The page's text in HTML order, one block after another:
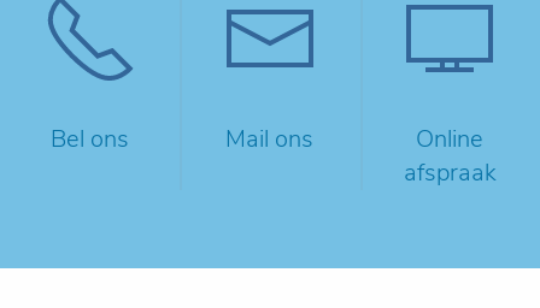
Bel ons Mail ons
Online
afspraak